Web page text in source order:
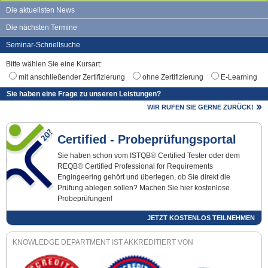
Die aktuellsten News
Die nächsten Termine
Seminar-Schnellsuche
Bitte wählen Sie eine Kursart:
mit anschließender Zertifizierung
ohne Zertifizierung
E-Learning
Sie haben eine Frage zu unseren Leistungen?
WIR RUFEN SIE GERNE ZURÜCK!
Certified - Probeprüfungsportal
Sie haben schon vom ISTQB® Certified Tester oder dem
REQB® Certified Professional for Requirements
Engingeering gehört und überlegen, ob Sie direkt die
Prüfung ablegen sollen? Machen Sie hier kostenlose
Probeprüfungen!
JETZT KOSTENLOS TEILNEHMEN
KNOWLEDGE DEPARTMENT IST AKKREDITIERT VON